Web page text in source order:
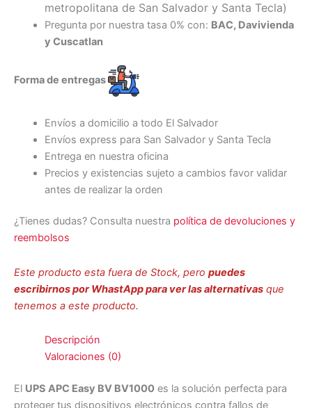
metropolitana de San Salvador y Santa Tecla)
Pregunta por nuestra tasa 0% con: BAC, Davivienda
y Cuscatlan
Forma de entregas
Envíos a domicilio a todo El Salvador
Envíos express para San Salvador y Santa Tecla
Entrega en nuestra oficina
Precios y existencias sujeto a cambios favor validar
antes de realizar la orden
¿Tienes dudas? Consulta nuestra política de devoluciones y
reembolsos
Este producto esta fuera de Stock, pero puedes
escribirnos por WhastApp para ver las alternativas que
tenemos a este producto.
Descripción
Valoraciones (0)
El UPS APC Easy BV BV1000 es la solución perfecta para
proteger tus dispositivos electrónicos contra fallos de